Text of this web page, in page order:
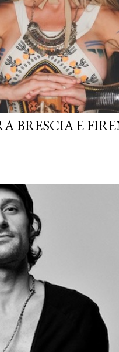
BRESCIA E